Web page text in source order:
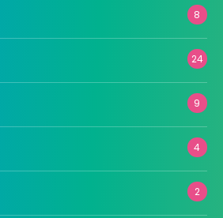
8
24
9
4
2